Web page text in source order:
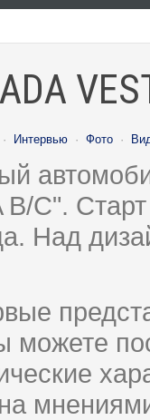
· Интервью · Фото ·
C".
Над
можете